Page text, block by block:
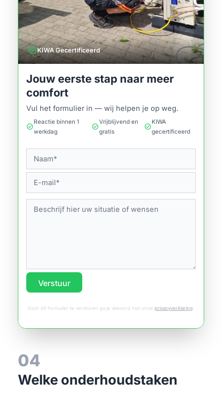
verifiedKIWA Gecertificeerd
Jouw eerste stap naar meer
comfort
Vul het formulier in — wij helpen je op weg.
check_circle
Reactie binnen 1
werkdag
check_circle
Vrijblijvend en
gratis
check_circle
KIWA
gecertificeerd
Verstuur
Door dit formulier te versturen ga je akkoord met onze privacyverklaring.
04
Welke onderhoudstaken